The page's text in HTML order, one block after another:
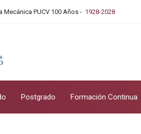
Mecánica PUCV 100 Años - 1928-2028
Postgrado Formación Continua